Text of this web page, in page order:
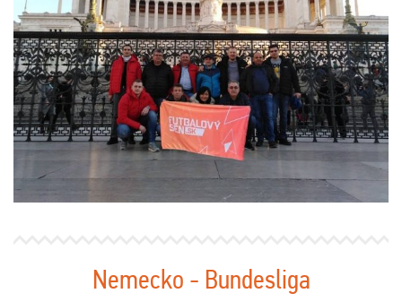
Nemecko - Bundesliga